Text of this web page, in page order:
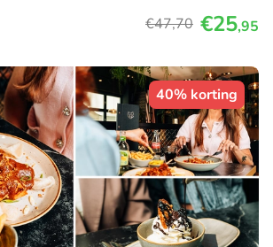
€47,70 €25,95
40% korting